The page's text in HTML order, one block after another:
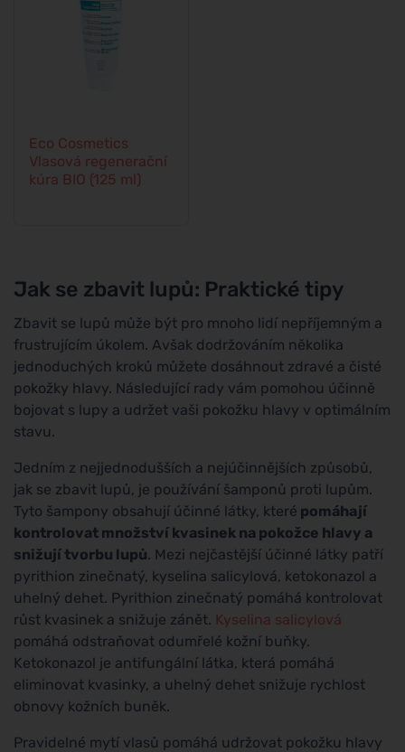
Eco Cosmetics
Vlasová regenerační
kúra BIO (125 ml)
Jak se zbavit lupů: Praktické tipy
Zbavit se lupů může být pro mnoho lidí nepříjemným a
frustrujícím úkolem. Avšak dodržováním několika
jednoduchých kroků můžete dosáhnout zdravé a čisté
pokožky hlavy. Následující rady vám pomohou účinně
bojovat s lupy a udržet vaši pokožku hlavy v optimálním
stavu.
Jedním z nejjednodušších a nejúčinnějších způsobů,
jak se zbavit lupů, je používání šamponů proti lupům.
Tyto šampony obsahují účinné látky, které pomáhají
kontrolovat množství kvasinek na pokožce hlavy a
snižují tvorbu lupů. Mezi nejčastější účinné látky patří
pyrithion zinečnatý, kyselina salicylová, ketokonazol a
uhelný dehet. Pyrithion zinečnatý pomáhá kontrolovat
růst kvasinek a snižuje zánět. Kyselina salicylová
pomáhá odstraňovat odumřelé kožní buňky.
Ketokonazol je antifungální látka, která pomáhá
eliminovat kvasinky, a uhelný dehet snižuje rychlost
obnovy kožních buněk.
Pravidelné mytí vlasů pomáhá udržovat pokožku hlavy